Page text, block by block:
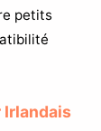
petits
Irlandais